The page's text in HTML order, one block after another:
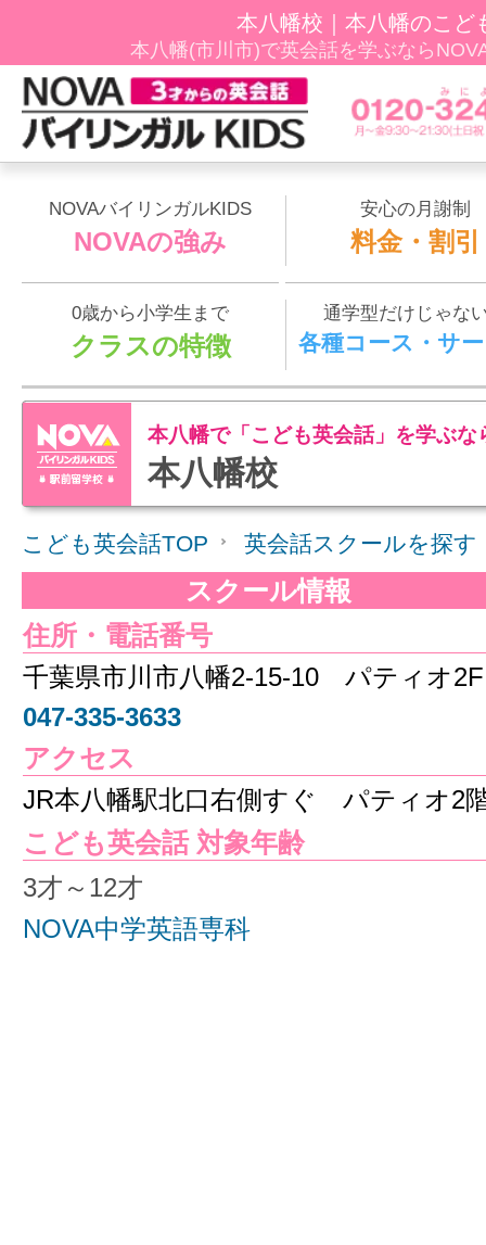
本八幡校｜本八幡のこど
本八幡(市川市)で英会話を学ぶなら
NOVAバイリンガルKIDS
NOVAの強み
安心の月謝制
料金・割引
0歳から小学生まで
クラスの特徴
通学型だけじゃな
各種コース・サ
本八幡校
本八幡で「こども英会話」を学ぶな
こども英会話TOP 英会話スクールを探す
スクール情報
住所・電話番号
千葉県市川市八幡2-15-10 パティオ2F
047-335-3633
アクセス
JR本八幡駅北口右側すぐ パティオ2
こども英会話 対象年齢
3才～12才
NOVA中学英語専科